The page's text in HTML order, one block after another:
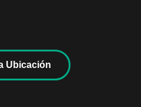
Ubicación